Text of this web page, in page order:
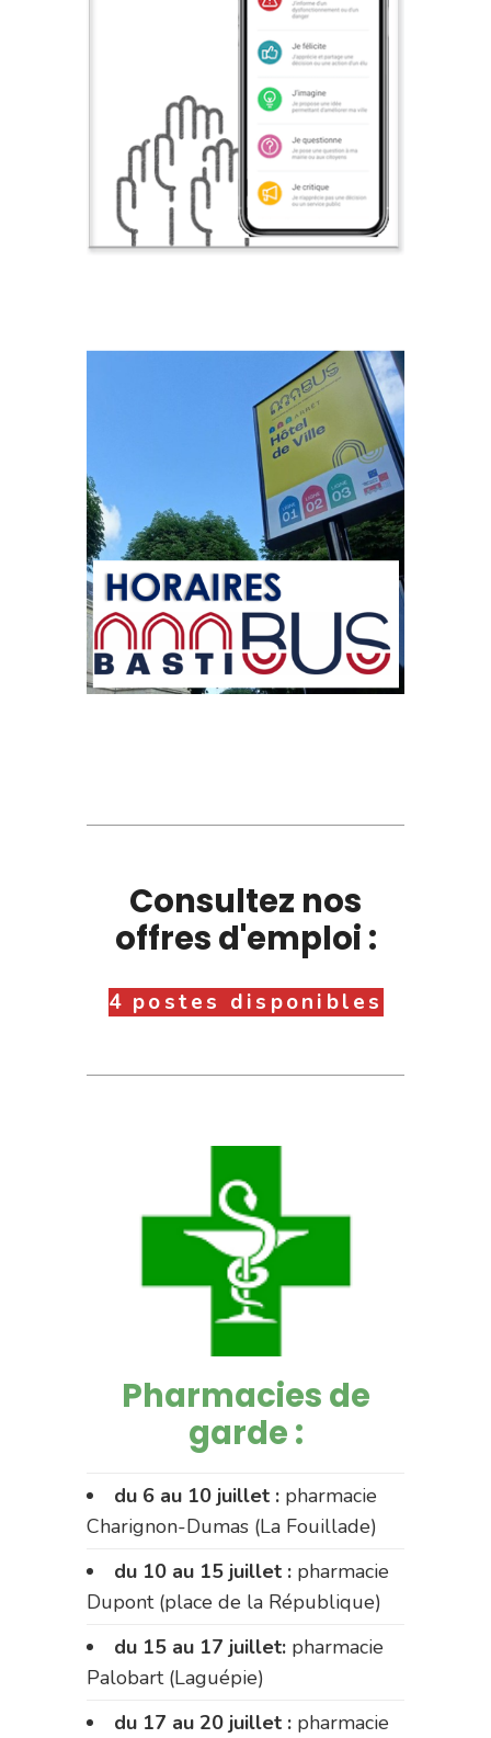
Consultez nos
offres d'emploi :
4 postes disponibles
Pharmacies de
garde :
du 6 au 10 juillet : pharmacie
Charignon-Dumas (La Fouillade)
du 10 au 15 juillet : pharmacie
Dupont (place de la République)
du 15 au 17 juillet: pharmacie
Palobart (Laguépie)
du 17 au 20 juillet : pharmacie